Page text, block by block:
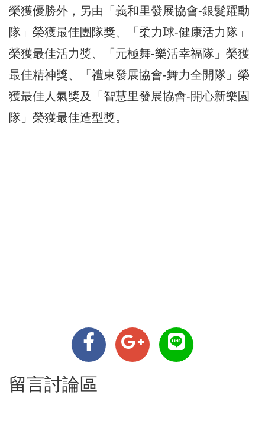
榮獲優勝外，另由「義和里發展協會-銀髮躍動
隊」榮獲最佳團隊獎、「柔力球-健康活力隊」
榮獲最佳活力獎、「元極舞-樂活幸福隊」榮獲
最佳精神獎、「禮東發展協會-舞力全開隊」榮
獲最佳人氣獎及「智慧里發展協會-開心新樂園
隊」榮獲最佳造型獎。
留言討論區